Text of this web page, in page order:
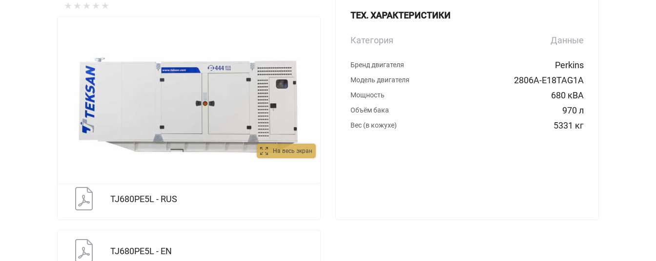
На весь экран
TJ680PE5L - RUS
TJ680PE5L - EN
ТЕХ. ХАРАКТЕРИСТИКИ
Категория Данные
Бренд двигателя Perkins
Модель двигателя 2806A-E18TAG1A
Мощность 680 кВА
Объём бака 970 л
Вес (в кожухе) 5331 кг